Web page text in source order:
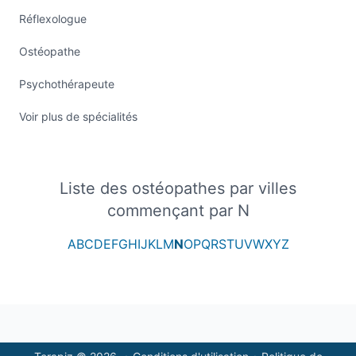
Réflexologue
Ostéopathe
Psychothérapeute
Voir plus de spécialités
Liste des ostéopathes par villes
commençant par N
ABCDEFGHIJKLMNOPQRSTUVWXYZ